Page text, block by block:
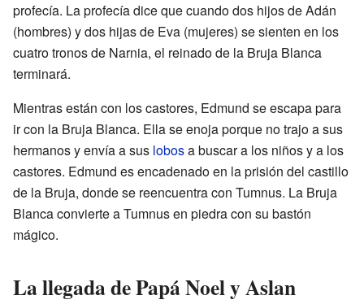
profecía. La profecía dice que cuando dos hijos de Adán
(hombres) y dos hijas de Eva (mujeres) se sienten en los
cuatro tronos de Narnia, el reinado de la Bruja Blanca
terminará.
Mientras están con los castores, Edmund se escapa para
ir con la Bruja Blanca. Ella se enoja porque no trajo a sus
hermanos y envía a sus lobosa buscar a los niños y a los
castores. Edmund es encadenado en la prisión del castillo
de la Bruja, donde se reencuentra con Tumnus. La Bruja
Blanca convierte a Tumnus en piedra con su bastón
mágico.
La llegada de Papá Noel y Aslan